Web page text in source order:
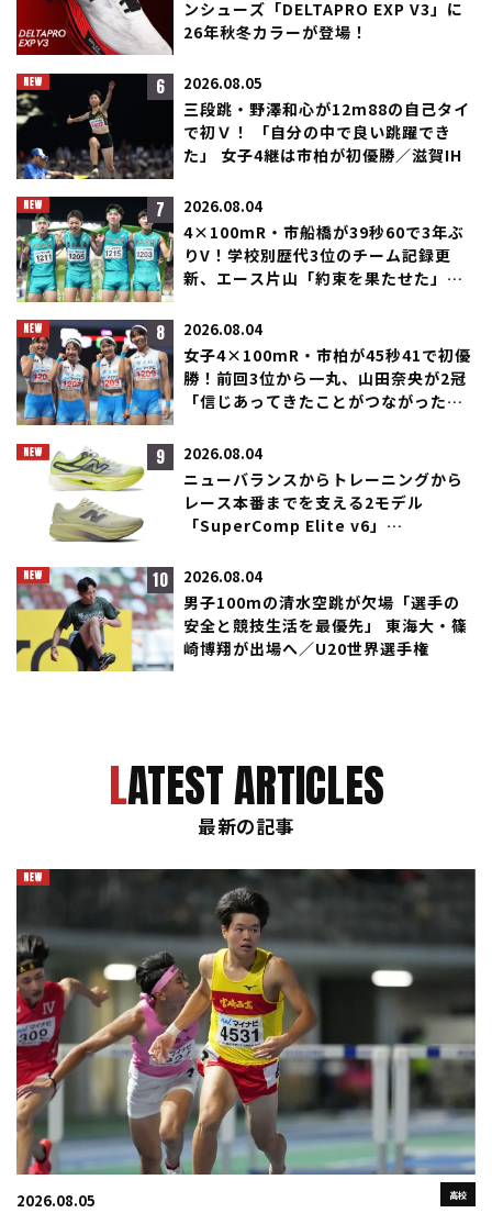
ンシューズ「DELTAPRO EXP V3」に
26年秋冬カラーが登場！
6 2026.08.05
三段跳・野澤和心が12m88の自己タイ
で初Ｖ！ 「自分の中で良い跳躍でき
た」 女子4継は市柏が初優勝／滋賀IH
7 2026.08.04
4×100mR・市船橋が39秒60で3年ぶ
りV！学校別歴代3位のチーム記録更
新、エース片山「約束を果たせた」／
8 2026.08.04
女子4×100mR・市柏が45秒41で初優
勝！前回3位から一丸、山田奈央が2冠
「信じあってきたことがつながった」
9 2026.08.04
ニューバランスからトレーニングから
レース本番までを支える2モデル
「SuperComp Elite v6」
10 2026.08.04
男子100mの清水空跳が欠場「選手の
安全と競技生活を最優先」 東海大・篠
崎博翔が出場へ／U20世界選手権
LATEST ARTICLES
最新の記事
高校
2026.08.05